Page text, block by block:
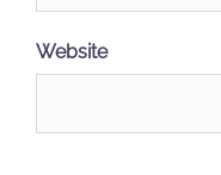
Website